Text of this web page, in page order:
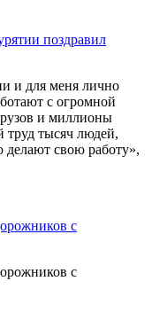
поздравил
и для меня лично
с огромной
и миллионы
труд тысяч людей,
свою работу»,
с
с